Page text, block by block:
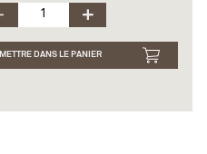
METTRE DANS LE PANIER